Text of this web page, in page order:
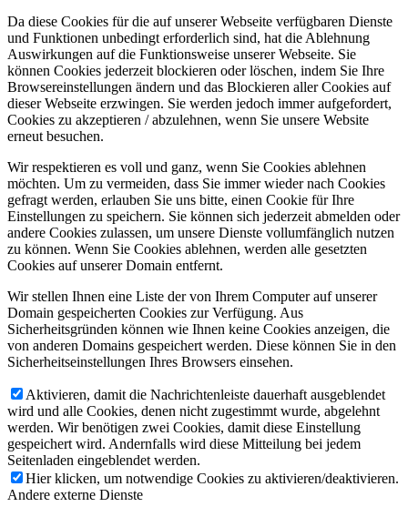
Da diese Cookies für die auf unserer Webseite verfügbaren Dienste
und Funktionen unbedingt erforderlich sind, hat die Ablehnung
Auswirkungen auf die Funktionsweise unserer Webseite. Sie
können Cookies jederzeit blockieren oder löschen, indem Sie Ihre
Browsereinstellungen ändern und das Blockieren aller Cookies auf
dieser Webseite erzwingen. Sie werden jedoch immer aufgefordert,
Cookies zu akzeptieren / abzulehnen, wenn Sie unsere Website
erneut besuchen.
Wir respektieren es voll und ganz, wenn Sie Cookies ablehnen
möchten. Um zu vermeiden, dass Sie immer wieder nach Cookies
gefragt werden, erlauben Sie uns bitte, einen Cookie für Ihre
Einstellungen zu speichern. Sie können sich jederzeit abmelden oder
andere Cookies zulassen, um unsere Dienste vollumfänglich nutzen
zu können. Wenn Sie Cookies ablehnen, werden alle gesetzten
Cookies auf unserer Domain entfernt.
Wir stellen Ihnen eine Liste der von Ihrem Computer auf unserer
Domain gespeicherten Cookies zur Verfügung. Aus
Sicherheitsgründen können wie Ihnen keine Cookies anzeigen, die
von anderen Domains gespeichert werden. Diese können Sie in den
Sicherheitseinstellungen Ihres Browsers einsehen.
Aktivieren, damit die Nachrichtenleiste dauerhaft ausgeblendet
wird und alle Cookies, denen nicht zugestimmt wurde, abgelehnt
werden. Wir benötigen zwei Cookies, damit diese Einstellung
gespeichert wird. Andernfalls wird diese Mitteilung bei jedem
Seitenladen eingeblendet werden.
Hier klicken, um notwendige Cookies zu aktivieren/deaktivieren.
Andere externe Dienste